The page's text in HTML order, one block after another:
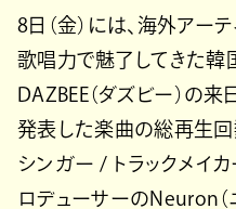
8日（金）には、海外アー
歌唱力で魅了してきた韓
DAZBEE（ダズビー）の来
発表した楽曲の総再生
シンガー / トラックメイ
ロデューサーのNeuron（